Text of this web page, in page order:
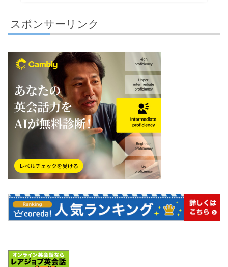
スポンサーリンク